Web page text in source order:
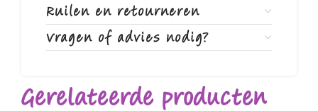
Ruilen en retourneren
Vragen of advies nodig?
Gerelateerde producten